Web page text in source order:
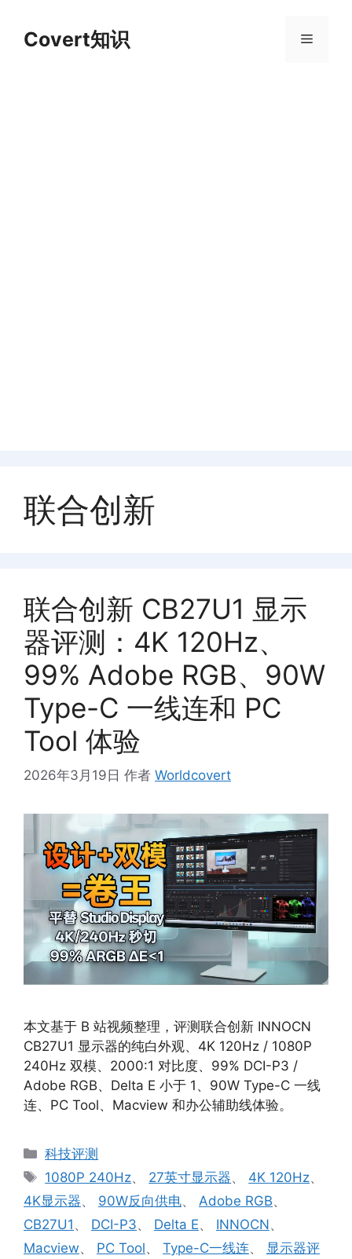
Covert知识 菜
联合创新
联合创新 CB27U1 显示
器评测：4K 120Hz、
99% Adobe RGB、90W
Type-C 一线连和 PC
Tool 体验
2026年3月19日 作者 Worldcovert
本文基于 B 站视频整理，评测联合创新 INNOCN
CB27U1 显示器的纯白外观、4K 120Hz / 1080P
240Hz 双模、2000:1 对比度、99% DCI-P3 /
Adobe RGB、Delta E 小于 1、90W Type-C 一线
连、PC Tool、Macview 和办公辅助线体验。
分
类
科技评测
标
签
1080P 240Hz、 27英寸显示器、 4K 120Hz、
4K显示器、 90W反向供电、 Adobe RGB、
CB27U1 、 DCI-P3、 Delta E、 INNOCN、
Macview、 PC Tool、 Type-C一线连、 显示器评